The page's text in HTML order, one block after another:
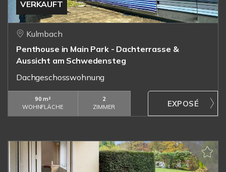
VERKAUFT
Kulmbach
Penthouse in Main Park - Dachterrasse &
Aussicht am Schwedensteg
Dachgeschosswohnung
90 m²
WOHNFLÄCHE
2
ZIMMER